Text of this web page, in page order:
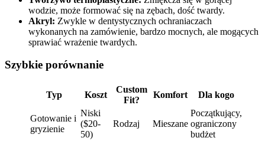
wodzie, może formować się na zębach, dość twardy.
Akryl: Zwykle w dentystycznych ochraniaczach
wykonanych na zamówienie, bardzo mocnych, ale mogących
sprawiać wrażenie twardych.
Szybkie porównanie
Typ Koszt
Custom
Fit?
Komfort Dla kogo
Gotowanie i
gryzienie
Niski
($20-
50)
Rodzaj Mieszane
Początkujący,
ograniczony
budżet